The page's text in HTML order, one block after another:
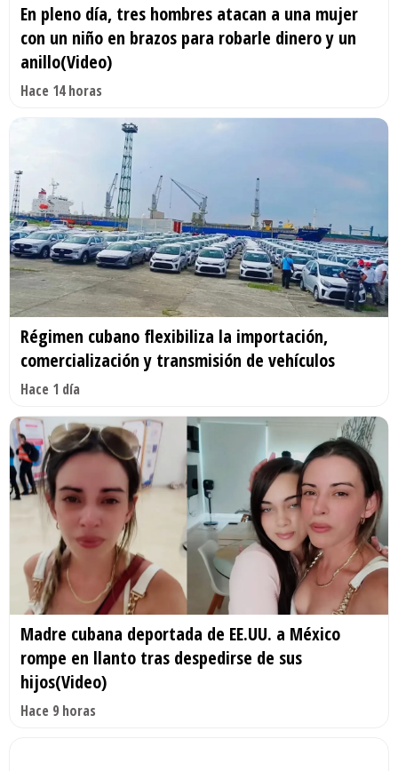
En pleno día, tres hombres atacan a una mujer
con un niño en brazos para robarle dinero y un
anillo(Video)
Hace 14 horas
Régimen cubano flexibiliza la importación,
comercialización y transmisión de vehículos
Hace 1 día
Madre cubana deportada de EE.UU. a México
rompe en llanto tras despedirse de sus
hijos(Video)
Hace 9 horas